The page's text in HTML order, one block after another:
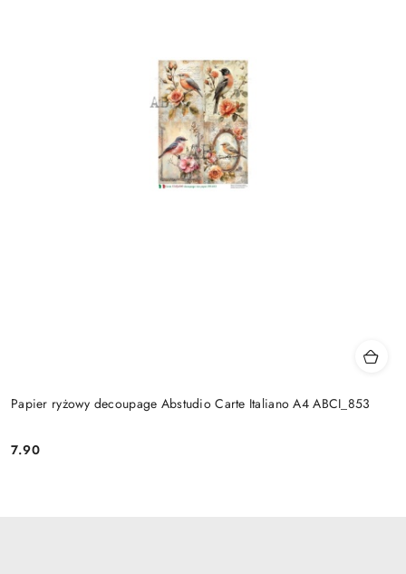
Papier ryżowy decoupage Abstudio Carte Italiano A4 ABCI_853
Cena:
7.90